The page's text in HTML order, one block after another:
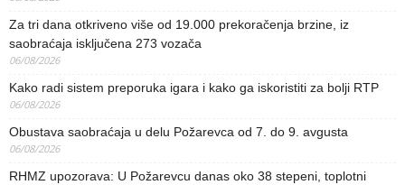
Za tri dana otkriveno više od 19.000 prekoračenja brzine, iz
saobraćaja isključena 273 vozača
06/08/2026
Kako radi sistem preporuka igara i kako ga iskoristiti za bolji RTP
06/08/2026
Obustava saobraćaja u delu Požarevca od 7. do 9. avgusta
06/08/2026
RHMZ upozorava: U Požarevcu danas oko 38 stepeni, toplotni